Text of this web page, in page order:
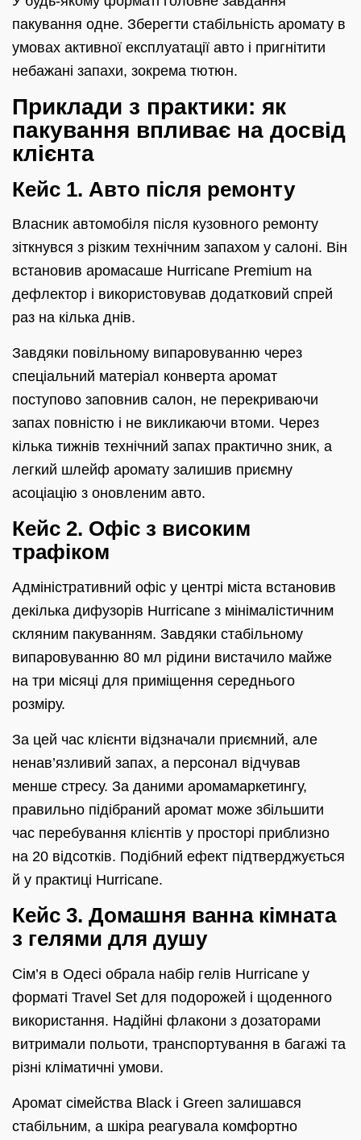
пакування одне. Зберегти стабільність аромату в
умовах активної експлуатації авто і пригнітити
небажані запахи, зокрема тютюн.
Приклади з практики: як
пакування впливає на досвід
клієнта
Кейс 1. Авто після ремонту
Власник автомобіля після кузовного ремонту
зіткнувся з різким технічним запахом у салоні. Він
встановив аромасаше Hurricane Premium на
дефлектор і використовував додатковий спрей
раз на кілька днів.
Завдяки повільному випаровуванню через
спеціальний матеріал конверта аромат
поступово заповнив салон, не перекриваючи
запах повністю і не викликаючи втоми. Через
кілька тижнів технічний запах практично зник, а
легкий шлейф аромату залишив приємну
асоціацію з оновленим авто.
Кейс 2. Офіс з високим
трафіком
Адміністративний офіс у центрі міста встановив
декілька дифузорів Hurricane з мінімалістичним
скляним пакуванням. Завдяки стабільному
випаровуванню 80 мл рідини вистачило майже
на три місяці для приміщення середнього
розміру.
За цей час клієнти відзначали приємний, але
ненав’язливий запах, а персонал відчував
менше стресу. За даними аромамаркетингу,
правильно підібраний аромат може збільшити
час перебування клієнтів у просторі приблизно
на 20 відсотків. Подібний ефект підтверджується
й у практиці Hurricane.
Кейс 3. Домашня ванна кімната
з гелями для душу
Сім’я в Одесі обрала набір гелів Hurricane у
форматі Travel Set для подорожей і щоденного
використання. Надійні флакони з дозаторами
витримали польоти, транспортування в багажі та
різні кліматичні умови.
Аромат сімейства Black і Green залишався
стабільним, а шкіра реагувала комфортно